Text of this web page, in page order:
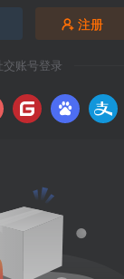
注册
交账号登录